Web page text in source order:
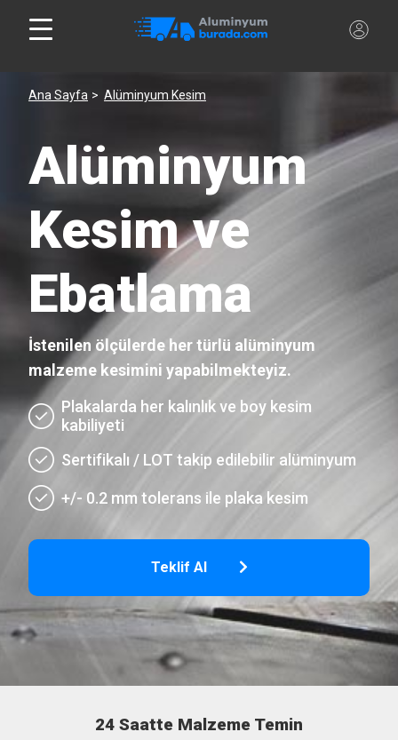
Ana Sayfa Alüminyum Kesim
Alüminyum
Kesim ve
Ebatlama
İstenilen ölçülerde her türlü alüminyum
malzeme kesimini yapabilmekteyiz.
Plakalarda her kalınlık ve boy kesim
kabiliyeti
Sertifikalı / LOT takip edilebilir alüminyum
+/- 0.2 mm tolerans ile plaka kesim
Teklif Al
24 Saatte Malzeme Temin